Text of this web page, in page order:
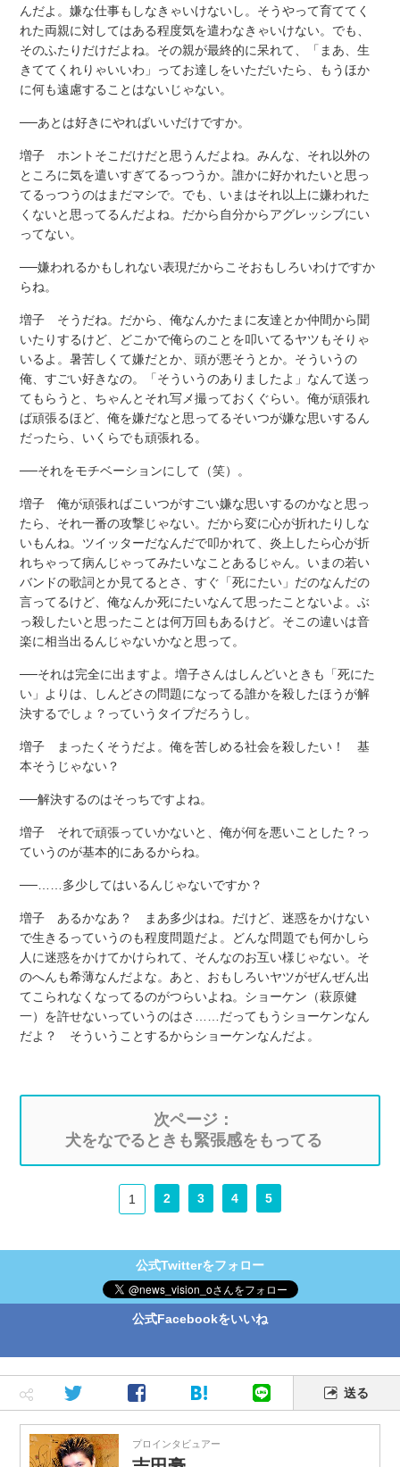
んだよ。嫌な仕事もしなきゃいけないし。そうやって育ててく
れた両親に対してはある程度気を遣わなきゃいけない。でも、
そのふたりだけだよね。その親が最終的に呆れて、「まあ、生
きててくれりゃいいわ」ってお達しをいただいたら、もうほか
に何も遠慮することはないじゃない。
──あとは好きにやればいいだけですか。
増子 ホントそこだけだと思うんだよね。みんな、それ以外の
ところに気を遣いすぎてるっつうか。誰かに好かれたいと思っ
てるっつうのはまだマシで。でも、いまはそれ以上に嫌われた
くないと思ってるんだよね。だから自分からアグレッシブにい
ってない。
──嫌われるかもしれない表現だからこそおもしろいわけですか
らね。
増子 そうだね。だから、俺なんかたまに友達とか仲間から聞
いたりするけど、どこかで俺らのことを叩いてるヤツもそりゃ
いるよ。暑苦しくて嫌だとか、頭が悪そうとか。そういうの
俺、すごい好きなの。「そういうのありましたよ」なんて送っ
てもらうと、ちゃんとそれ写メ撮っておくぐらい。俺が頑張れ
ば頑張るほど、俺を嫌だなと思ってるそいつが嫌な思いするん
だったら、いくらでも頑張れる。
──それをモチベーションにして（笑）。
増子 俺が頑張ればこいつがすごい嫌な思いするのかなと思っ
たら、それ一番の攻撃じゃない。だから変に心が折れたりしな
いもんね。ツイッターだなんだで叩かれて、炎上したら心が折
れちゃって病んじゃってみたいなことあるじゃん。いまの若い
バンドの歌詞とか見てるとさ、すぐ「死にたい」だのなんだの
言ってるけど、俺なんか死にたいなんて思ったことないよ。ぶ
っ殺したいと思ったことは何万回もあるけど。そこの違いは音
楽に相当出るんじゃないかなと思って。
──それは完全に出ますよ。増子さんはしんどいときも「死にた
い」よりは、しんどさの問題になってる誰かを殺したほうが解
決するでしょ？っていうタイプだろうし。
増子 まったくそうだよ。俺を苦しめる社会を殺したい！ 基
本そうじゃない？
──解決するのはそっちですよね。
増子 それで頑張っていかないと、俺が何を悪いことした？っ
ていうのが基本的にあるからね。
──……多少してはいるんじゃないですか？
増子 あるかなあ？ まあ多少はね。だけど、迷惑をかけない
で生きるっていうのも程度問題だよ。どんな問題でも何かしら
人に迷惑をかけてかけられて、そんなのお互い様じゃない。そ
のへんも希薄なんだよな。あと、おもしろいヤツがぜんぜん出
てこられなくなってるのがつらいよね。ショーケン（萩原健
一）を許せないっていうのはさ……だってもうショーケンなん
だよ？ そういうことするからショーケンなんだよ。
次ページ：
犬をなでるときも緊張感をもってる
1 2 3 4 5
公式Twitterをフォロー
公式Facebookをいいね
送る
プロインタビュアー